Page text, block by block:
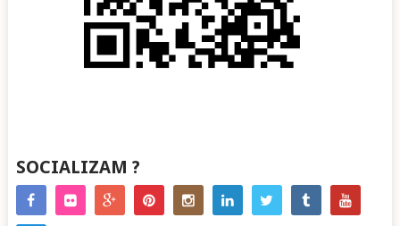
SOCIALIZAM ?